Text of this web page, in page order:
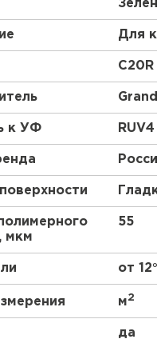
Для
C20R
к УФ RUV4
мкм
55
от 12°
м2
да